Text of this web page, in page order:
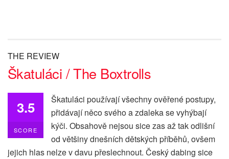
THE REVIEW
Škatuláci / The Boxtrolls
3.5
SCORE
Škatuláci používají všechny ověřené postupy,
přidávají něco svého a zdaleka se vyhýbají
kýči. Obsahově nejsou sice zas až tak odlišní
od většiny dnešních dětských příběhů, ovšem
jejich hlas nelze v davu přeslechnout. Český dabing sice